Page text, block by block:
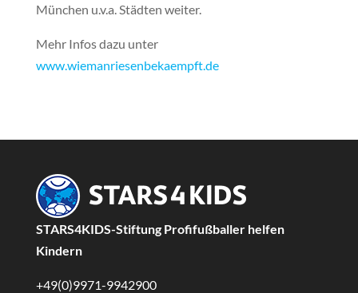
München u.v.a. Städten weiter.
Mehr Infos dazu unter
www.wiemanriesenbekaempft.de
STARS4KIDS-Stiftung Profifußballer helfen
Kindern
+49(0)9971-9942900